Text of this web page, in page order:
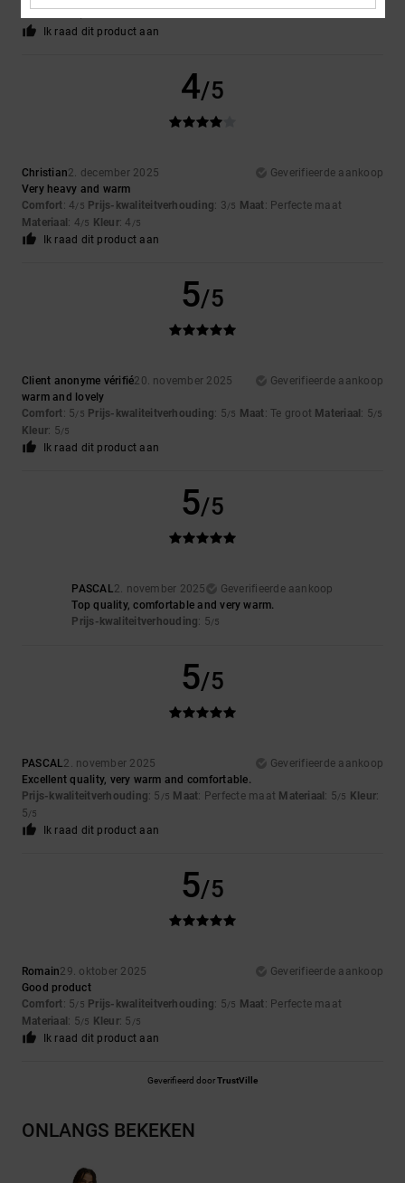
Ik raad dit product aan
4/5
Christian2. december 2025
Geverifieerde aankoop
Very heavy and warm
Comfort: 4/5 Prijs-kwaliteitverhouding: 3/5 Maat: Perfecte maat
Materiaal : 4/5 Kleur: 4 /5
Ik raad dit product aan
5/5
Client anonyme vérifié20. november 2025
Geverifieerde aankoop
warm and lovely
Comfort: 5/5 Prijs-kwaliteitverhouding: 5/5 Maat: Te groot Materiaal : 5/5
Kleur: 5/5
Ik raad dit product aan
5/5
PASCAL2. november 2025
Geverifieerde aankoop
Top quality, comfortable and very warm.
Prijs-kwaliteitverhouding: 5/5
5/5
PASCAL2. november 2025
Geverifieerde aankoop
Excellent quality, very warm and comfortable.
Prijs-kwaliteitverhouding: 5 /5 Maat: Perfecte maat Materiaal : 5/5 Kleur:
5/5
Ik raad dit product aan
5/5
Romain29. oktober 2025
Geverifieerde aankoop
Good product
Comfort: 5/5 Prijs-kwaliteitverhouding: 5/5 Maat: Perfecte maat
Materiaal : 5/5 Kleur: 5 /5
Ik raad dit product aan
Geverifieerd doorTrustVille
ONLANGS BEKEKEN